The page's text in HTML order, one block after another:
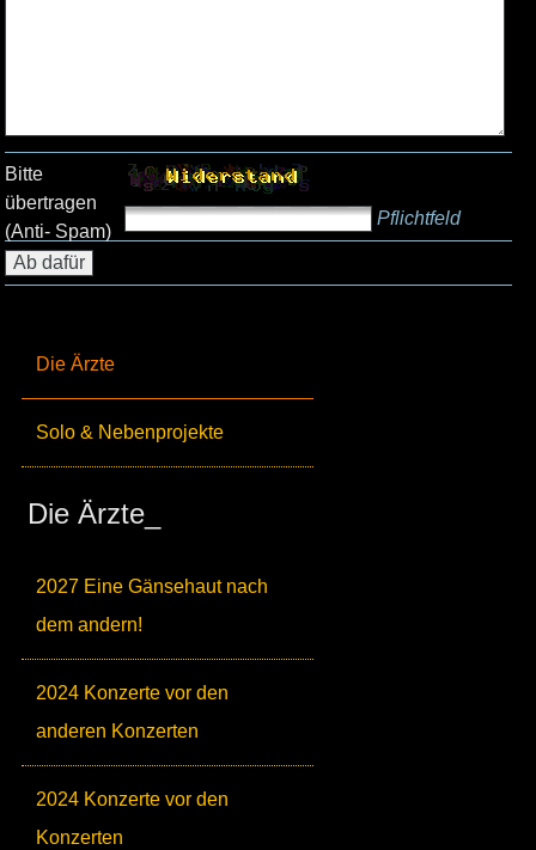
Die Ärzte
Solo & Nebenprojekte
Die Ärzte_
2027 Eine Gänsehaut nach
dem andern!
2024 Konzerte vor den
anderen Konzerten
2024 Konzerte vor den
Konzerten
Bitte
übertragen
(Anti- Spam)
Pflichtfeld